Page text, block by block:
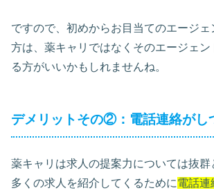
ですので、初めからお目当てのエージェ
方は、薬キャリではなくそのエージェン
る方がいいかもしれませんね。
デメリットその②：電話連絡がし
薬キャリは求人の提案力については抜群
多くの求人を紹介してくるために電話連